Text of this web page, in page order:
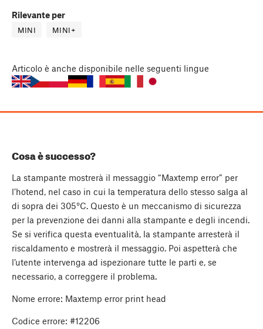
Rilevante per
MINI MINI+
Articolo è anche disponibile nelle seguenti lingue
Cosa è successo?
La stampante mostrerà il messaggio “Maxtemp error” per
l’hotend, nel caso in cui la temperatura dello stesso salga al
di sopra dei 305°C. Questo è un meccanismo di sicurezza
per la prevenzione dei danni alla stampante e degli incendi.
Se si verifica questa eventualità, la stampante arresterà il
riscaldamento e mostrerà il messaggio. Poi aspetterà che
l’utente intervenga ad ispezionare tutte le parti e, se
necessario, a correggere il problema.
Nome errore: Maxtemp error print head
Codice errore: #12206